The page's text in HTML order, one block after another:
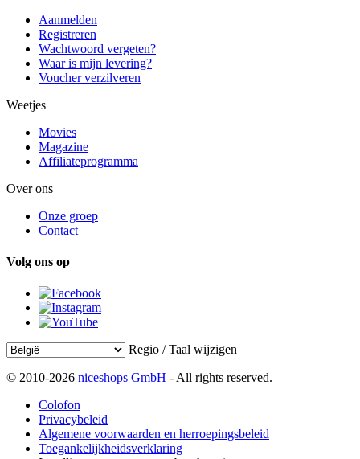
Aanmelden
Registreren
Wachtwoord vergeten?
Waar is mijn levering?
Voucher verzilveren
Weetjes
Movies
Magazine
Affiliateprogramma
Over ons
Onze groep
Contact
Volg ons op
Regio / Taal wijzigen
© 2010-2026 niceshops GmbH - All rights reserved.
Colofon
Privacybeleid
Algemene voorwaarden en herroepingsbeleid
Toegankelijkheidsverklaring